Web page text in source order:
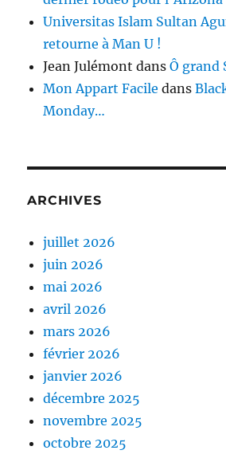
Universitas Islam Sultan
retourne à Man U !
Jean Julémont dansÔ grand
Mon Appart Facile dans
Monday…
ARCHIVES
juillet 2026
juin 2026
mai 2026
avril 2026
mars 2026
février 2026
janvier 2026
décembre 2025
novembre 2025
octobre 2025